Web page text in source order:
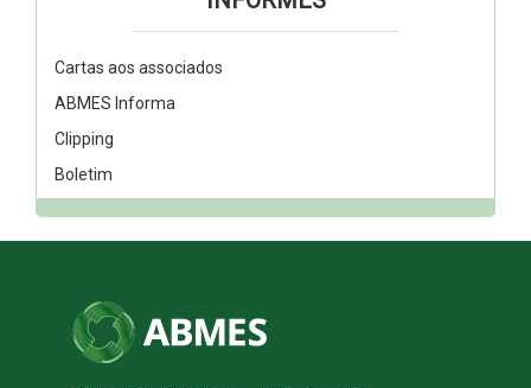
Cartas aos associados
ABMES Informa
Clipping
Boletim